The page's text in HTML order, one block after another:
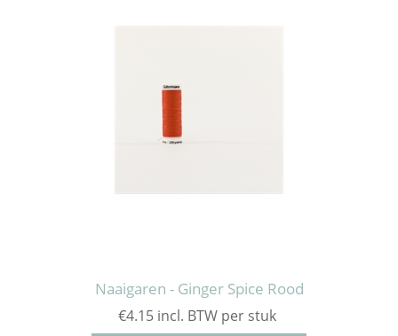
Naaigaren - Ginger Spice Rood
€4.15 incl. BTW per stuk